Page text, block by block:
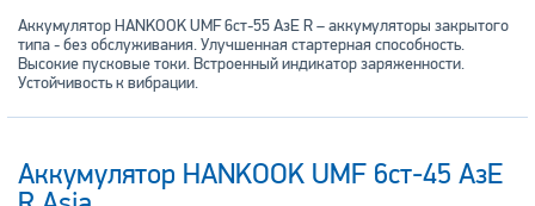
Аккумулятор HANKOOK UMF 6ст-55 АзЕ R – аккумуляторы закрытого
типа - без обслуживания. Улучшенная стартерная способность.
Высокие пусковые токи. Встроенный индикатор заряженности.
Устойчивость к вибрации.
Аккумулятор HANKOOK UMF 6ст-45 АзЕ